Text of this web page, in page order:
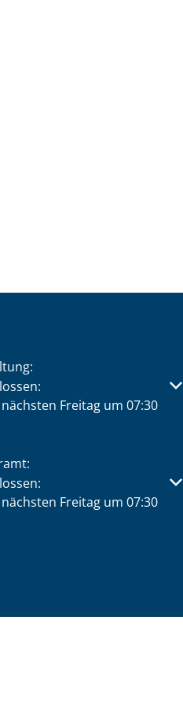
um weitere Öffnungs- oder
Freitag um 07:30
um weitere Öffnungs- oder
Freitag um 07:30